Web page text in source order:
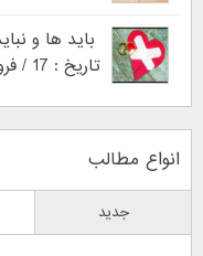
باید ها و
تاریخ : 17 / فروردین / 1395
انواع مطالب
جدید